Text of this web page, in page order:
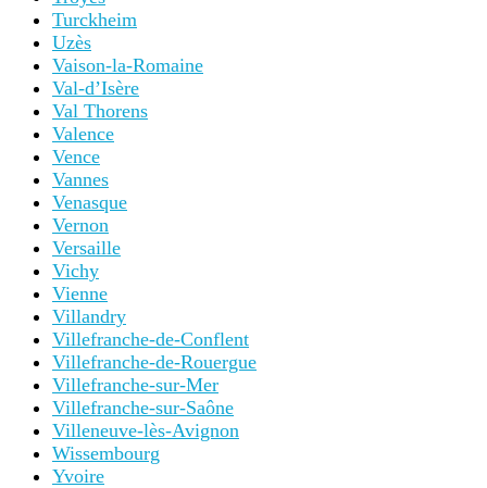
Turckheim
Uzès
Vaison-la-Romaine
Val-d’Isère
Val Thorens
Valence
Vence
Vannes
Venasque
Vernon
Versaille
Vichy
Vienne
Villandry
Villefranche-de-Conflent
Villefranche-de-Rouergue
Villefranche-sur-Mer
Villefranche-sur-Saône
Villeneuve-lès-Avignon
Wissembourg
Yvoire